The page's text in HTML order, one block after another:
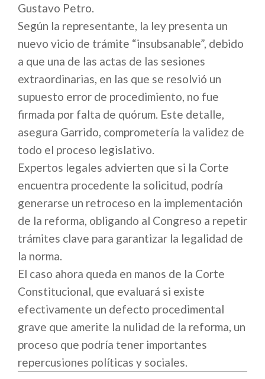
Gustavo Petro.
Según la representante, la ley presenta un
nuevo vicio de trámite “insubsanable”, debido
a que una de las actas de las sesiones
extraordinarias, en las que se resolvió un
supuesto error de procedimiento, no fue
firmada por falta de quórum. Este detalle,
asegura Garrido, comprometería la validez de
todo el proceso legislativo.
Expertos legales advierten que si la Corte
encuentra procedente la solicitud, podría
generarse un retroceso en la implementación
de la reforma, obligando al Congreso a repetir
trámites clave para garantizar la legalidad de
la norma.
El caso ahora queda en manos de la Corte
Constitucional, que evaluará si existe
efectivamente un defecto procedimental
grave que amerite la nulidad de la reforma, un
proceso que podría tener importantes
repercusiones políticas y sociales.